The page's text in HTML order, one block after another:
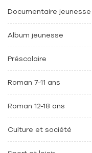
Documentaire jeunesse
Album jeunesse
Préscolaire
Roman 7-11 ans
Roman 12-18 ans
Culture et société